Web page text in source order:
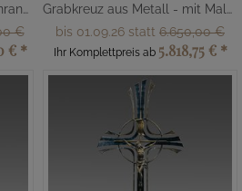
Metall Grabkreuz mit Rosenranke
€
€ *
Grabkreuz aus Metall - mit Malve
bis 01.09.26 statt 6.650,00 €
Ihr Komplettpreis ab 5.818,75 € *